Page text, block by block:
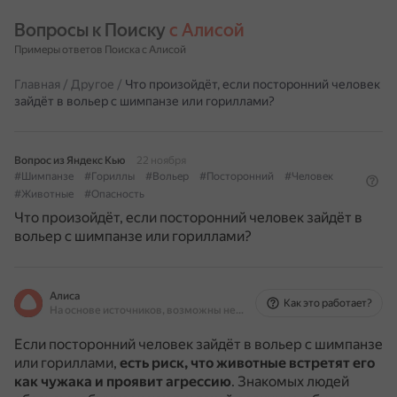
Вопросы к Поиску с Алисой
Примеры ответов Поиска с Алисой
Главная / Другое / Что произойдёт, если посторонний человек
зайдёт в вольер с шимпанзе или гориллами?
Вопрос из Яндекс Кью
22 ноября
#Шимпанзе
#Гориллы #Вольер #Посторонний
#Человек
#Животные
#Опасность
Что произойдёт, если посторонний человек зайдёт в
вольер с шимпанзе или гориллами?
Алиса
На основе источников, возможны неточности
Как это работает?
Если посторонний человек зайдёт в вольер с шимпанзе
или гориллами, есть риск, что животные встретят его
как чужака и проявит агрессию. Знакомых людей